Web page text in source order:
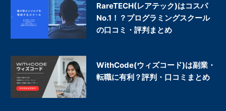
RareTECH(レアテック)はコスパ
No.1！？プログラミングスクール
の口コミ・評判まとめ
WithCode(ウィズコード)は副業・
転職に有利？評判・口コミまとめ